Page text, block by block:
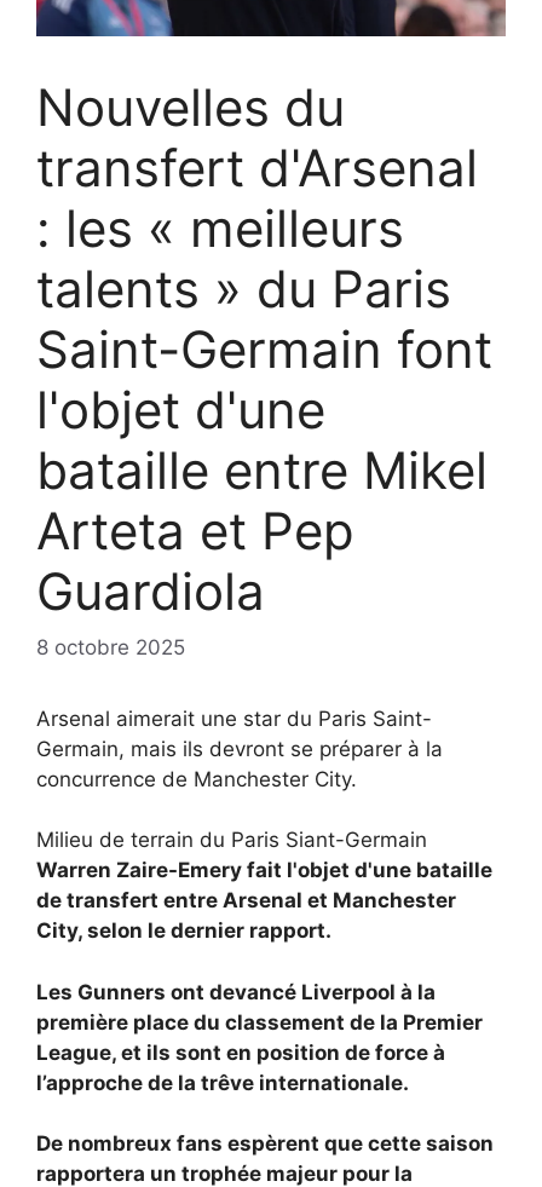
Nouvelles du
transfert d'Arsenal
: les « meilleurs
talents » du Paris
Saint-Germain font
l'objet d'une
bataille entre Mikel
Arteta et Pep
Guardiola
8 octobre 2025
Arsenal aimerait une star du Paris Saint-
Germain, mais ils devront se préparer à la
concurrence de Manchester City.
Milieu de terrain du Paris Siant-Germain
Warren Zaire-Emery fait l'objet d'une bataille
de transfert entre Arsenal et Manchester
City, selon le dernier rapport.
Les Gunners ont devancé Liverpool à la
première place du classement de la Premier
League, et ils sont en position de force à
l’approche de la trêve internationale.
De nombreux fans espèrent que cette saison
rapportera un trophée majeur pour la